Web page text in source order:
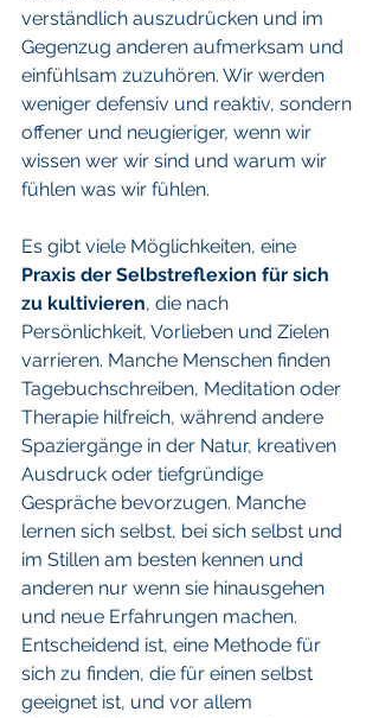
verständlich auszudrücken und im
Gegenzug anderen aufmerksam und
einfühlsam zuzuhören. Wir werden
weniger defensiv und reaktiv, sondern
offener und neugieriger, wenn wir
wissen wer wir sind und warum wir
fühlen was wir fühlen.
Es gibt viele Möglichkeiten, eine
Praxis der Selbstreflexion für sich
zu kultivieren, die nach
Persönlichkeit, Vorlieben und Zielen
varrieren. Manche Menschen finden
Tagebuchschreiben, Meditation oder
Therapie hilfreich, während andere
Spaziergänge in der Natur, kreativen
Ausdruck oder tiefgründige
Gespräche bevorzugen. Manche
lernen sich selbst, bei sich selbst und
im Stillen am besten kennen und
anderen nur wenn sie hinausgehen
und neue Erfahrungen machen.
Entscheidend ist, eine Methode für
sich zu finden, die für einen selbst
geeignet ist, und vor allem